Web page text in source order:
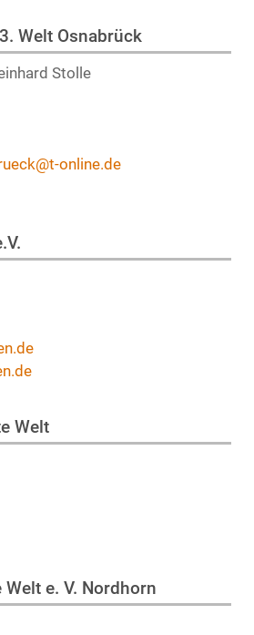
Welt Osnabrück
Stolle
online.de
Welt
e. V. Nordhorn